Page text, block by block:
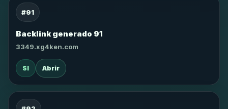
#91
Backlink generado 91
3349.xg4ken.com
SI Abrir